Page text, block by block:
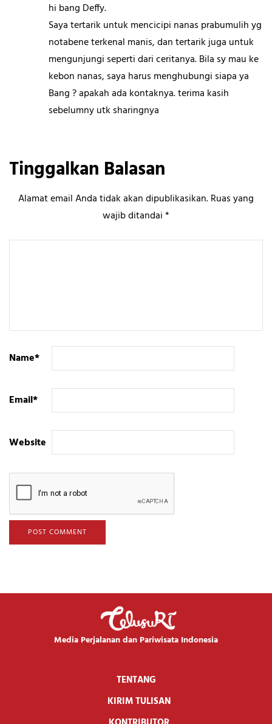
hi bang Deffy.
Saya tertarik untuk mencicipi nanas prabumulih yg
notabene terkenal manis, dan tertarik juga untuk
mengunjungi seperti dari ceritanya. Bila sy mau ke
kebon nanas, saya harus menghubungi siapa ya
Bang ? apakah ada kontaknya. terima kasih
sebelumny utk sharingnya
Tinggalkan Balasan
Alamat email Anda tidak akan dipublikasikan.Ruas yang
wajib ditandai*
Name*
Email*
Website
Media Perjalanan dan Pariwisata Indonesia
TENTANG
KIRIM TULISAN